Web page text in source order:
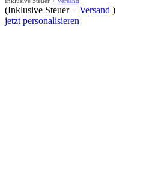
(Inklusive Steuer + Versand )
jetzt personalisieren